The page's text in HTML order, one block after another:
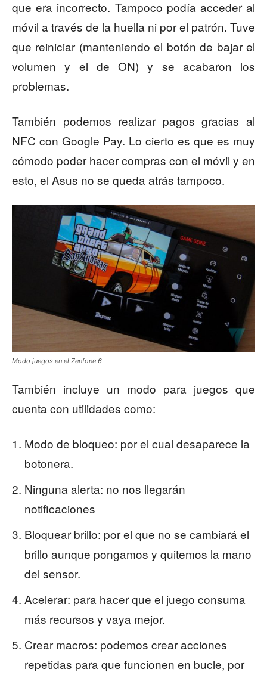
que era incorrecto. Tampoco podía acceder al
móvil a través de la huella ni por el patrón. Tuve
que reiniciar (manteniendo el botón de bajar el
volumen y el de ON) y se acabaron los
problemas.
También podemos realizar pagos gracias al
NFC con Google Pay. Lo cierto es que es muy
cómodo poder hacer compras con el móvil y en
esto, el Asus no se queda atrás tampoco.
Modo juegos en el Zenfone 6
También incluye un modo para juegos que
cuenta con utilidades como:
Modo de bloqueo: por el cual desaparece la
botonera.
Ninguna alerta: no nos llegarán
notificaciones
Bloquear brillo: por el que no se cambiará el
brillo aunque pongamos y quitemos la mano
del sensor.
Acelerar: para hacer que el juego consuma
más recursos y vaya mejor.
Crear macros: podemos crear acciones
repetidas para que funcionen en bucle, por